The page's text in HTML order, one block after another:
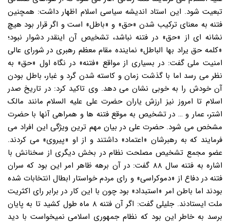
تبعیت شود. این استاد اندیشه سیاسی اسلام اظهار داشت: همچنین
فتنه به معنای ترکیب شدن «حق» و «باطل» است و اگر قرار بود هیچ
نشانه ای از «حق» در فتنه نباشد، تشخیص آن اینقدر دشوار نبود؛
«کلمه حق یراد بها الباطل» نماینده مقام معظم رهبری در شورای عالی
امنیت ملی گفت: در بسیاری از مواقع «فتنه» در نگاه اول «حق» به
نظر می رسد اما با گذشت زمان و کاسته شدن گرد و غبار، باطل بودن
آن خودش را به خوبی نشان می دهد. وی تاکید کرد: در تاریخ صدر
اسلام تا امروز نیز ارزش یاران حضرت علی علیه السلام مانند مالک
اشتر، عمار و … در تشخیص به موقع فتنه ها و همراهی آنها با حضرت
مشخص می شود. حضرت علی در بیان مهم ترین ویژگی این افراد می
فرمایند که به رهبرشان «اعتماد» داشتند و از او «پیروی» می کردند.
عضو مجمع تشخیص مصلحت نظام در بخش دیگری از سخنانش با
اشاره به فتنه سال ۸۸ گفت: در آن برهه ظاهر امر این بود که سران
فتنه در دفاع از «دموکراسی» و رای مردم خواستار ابطال انتخابات شده
بودند اما باطن امر «استبداد» بود چون با این کار در برابر رای اکثریت
ملت ایستادند. جلیلی گفت: اگر آن فتنه ۸ ماه طول کشید تا به پایان
برسد به خاطر این بود که نظام جمهوری اسلامی نمیخواست با دید